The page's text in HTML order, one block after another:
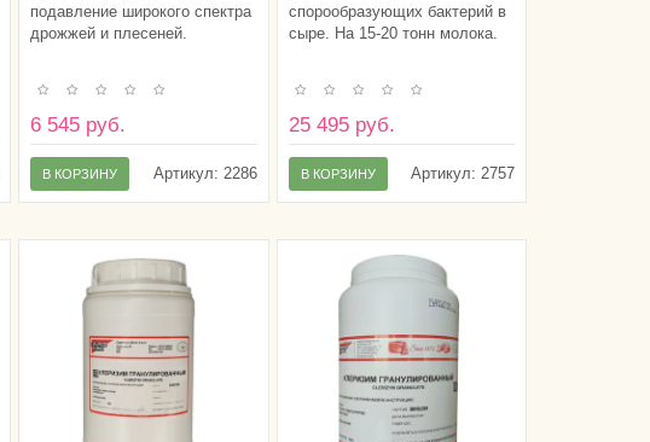
подавление широкого спектра
дрожжей и плесеней.
6 545 руб.
Артикул: 2286
В КОРЗИНУ
спорообразующих бактерий в
сыре. На 15-20 тонн молока.
25 495 руб.
Артикул: 2757
В КОРЗИНУ